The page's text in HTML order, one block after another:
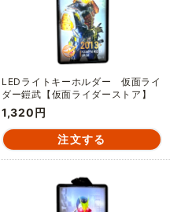
LEDライトキーホルダー 仮面ライ
ダー鎧武【仮面ライダーストア】
1,320円